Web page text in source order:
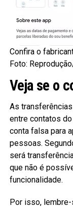
Confira o
Foto:
Veja se o
As
entre contatos
conta falsa para
pessoas.
será
que não é
funcionalidade.
Por isso,